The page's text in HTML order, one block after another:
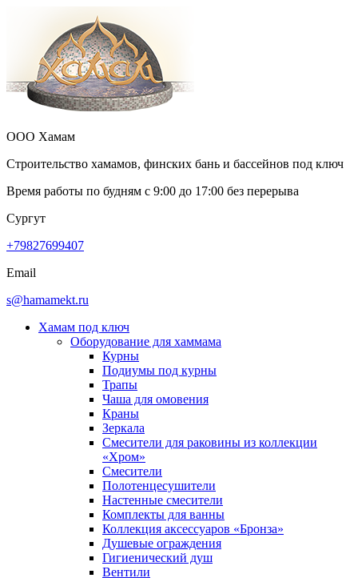
ООО Хамам
Строительство хамамов, финских бань и бассейнов под ключ
Время работы по будням с 9:00 до 17:00 без перерыва
Сургут
+79827699407
Email
s@hamamekt.ru
Хамам под ключ
Оборудование для хаммама
Курны
Подиумы под курны
Трапы
Чаша для омовения
Краны
Зеркала
Смесители для раковины из коллекции
«Хром»
Смесители
Полотенцесушители
Настенные смесители
Комплекты для ванны
Коллекция аксессуаров «Бронза»
Душевые ограждения
Гигиенический душ
Вентили